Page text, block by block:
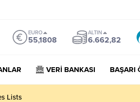
EURO
55,1808
ALTIN
6.662,82
VERİ BANKASI BAŞARI